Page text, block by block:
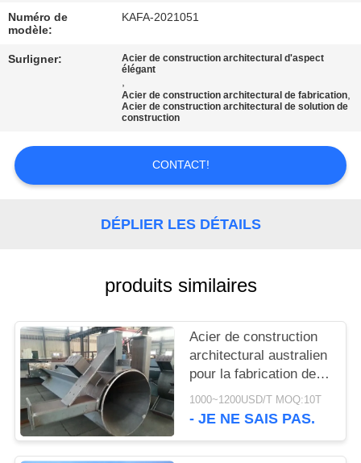
VISITE
DE
L'USINE
CONTRÔLE
QUALITÉ
NOUS
CONTACTER
CAS
PLAN
DU
SITE
Numéro de
modèle:
KAFA-2021051
Surligner:
Acier de construction architectural d'aspect
élégant
,
Acier de construction architectural de fabrication,
Acier de construction architectural de solution de
construction
CONTACT!
DÉPLIER LES DÉTAILS
produits similaires
Acier de construction
architectural australien
pour la fabrication de
mosquée de Newport
1000~1200USD/T MOQ:10T
- JE NE SAIS PAS.